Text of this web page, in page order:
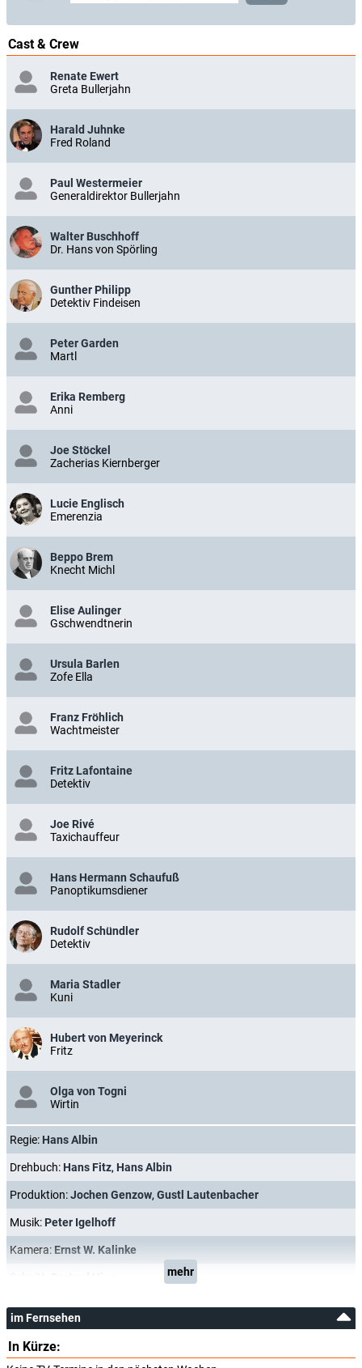
Cast & Crew
Renate Ewert
Greta Bullerjahn
Harald Juhnke
Fred Roland
Paul Westermeier
Generaldirektor Bullerjahn
Walter Buschhoff
Dr. Hans von Spörling
Gunther Philipp
Detektiv Findeisen
Peter Garden
Martl
Erika Remberg
Anni
Joe Stöckel
Zacherias Kiernberger
Lucie Englisch
Emerenzia
Beppo Brem
Knecht Michl
Elise Aulinger
Gschwendtnerin
Ursula Barlen
Zofe Ella
Franz Fröhlich
Wachtmeister
Fritz Lafontaine
Detektiv
Joe Rivé
Taxichauffeur
Hans Hermann Schaufuß
Panoptikumsdiener
Rudolf Schündler
Detektiv
Maria Stadler
Kuni
Hubert von Meyerinck
Fritz
Olga von Togni
Wirtin
Regie: Hans Albin
Drehbuch: Hans Fitz, Hans Albin
Produktion:Jochen Genzow, Gustl Lautenbacher
Musik: Peter Igelhoff
Kamera: Ernst W. Kalinke
mehr
im Fernsehen
In Kürze: